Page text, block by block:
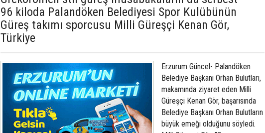
96 kiloda Palandöken Belediyesi Spor Kulübünün
Güreş takımı sporcusu Milli Güreşçi Kenan Gör,
Türkiye
Erzurum Güncel- Palandöken
Belediye Başkanı Orhan Bulutları,
makamında ziyaret eden Milli
Güreşçi Kenan Gör, başarısında
Belediye Başkanı Orhan Bulutların
büyük emeği olduğunu söyledi.